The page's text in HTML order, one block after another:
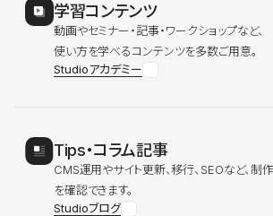
学習コンテンツ
動画やセミナー・記事・ワークショップなど、
使い方を学べるコンテンツを多数ご用意。
Studioアカデミー
Tips・コラム記事
CMS運用やサイト更新、移行、SEOなど、制
を確認できます。
Studioブログ